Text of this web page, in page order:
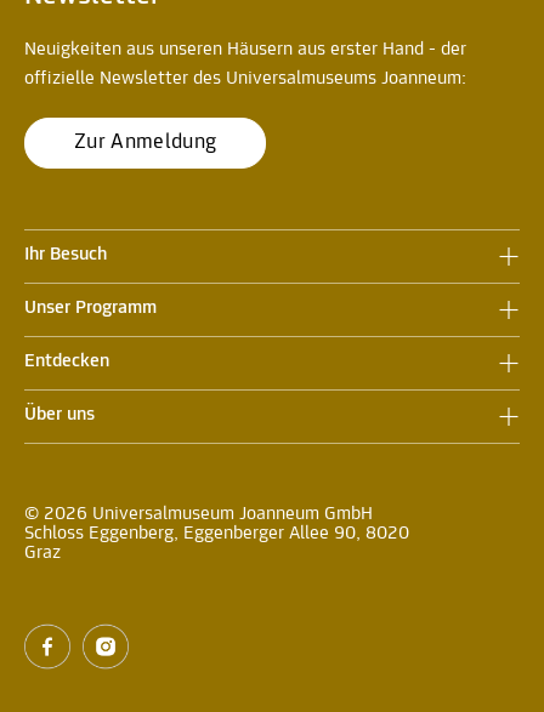
Neuigkeiten aus unseren Häusern aus erster Hand - der
offizielle Newsletter des Universalmuseums Joanneum:
Zur Anmeldung
Ihr Besuch
Unser Programm
Entdecken
Über uns
© 2026 Universalmuseum Joanneum GmbH
Schloss Eggenberg, Eggenberger Allee 90, 8020
Graz